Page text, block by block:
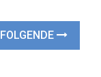
FOLGENDE